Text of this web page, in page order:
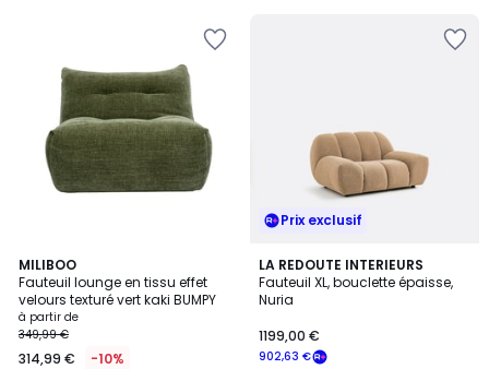
MILIBOO
Fauteuil lounge en tissu effet
velours texturé vert kaki BUMPY
à partir de
349,99 €
314,99 € -10%
2
Couleurs
Prix exclusif
LA REDOUTE INTERIEURS
Fauteuil XL, bouclette épaisse,
Nuria
902,63 €
1199,00 €
4
Couleurs